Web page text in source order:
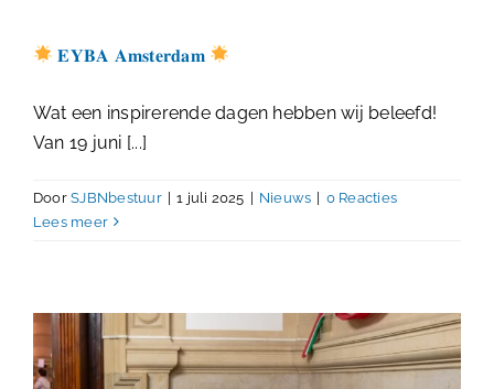
𝐄𝐘𝐁𝐀 𝐀𝐦𝐬𝐭𝐞𝐫𝐝𝐚𝐦
Wat een inspirerende dagen hebben wij beleefd!
Van 19 juni [...]
DoorSJBNbestuur | 1 juli 2025 | Nieuws | 0 Reacties
Lees meer